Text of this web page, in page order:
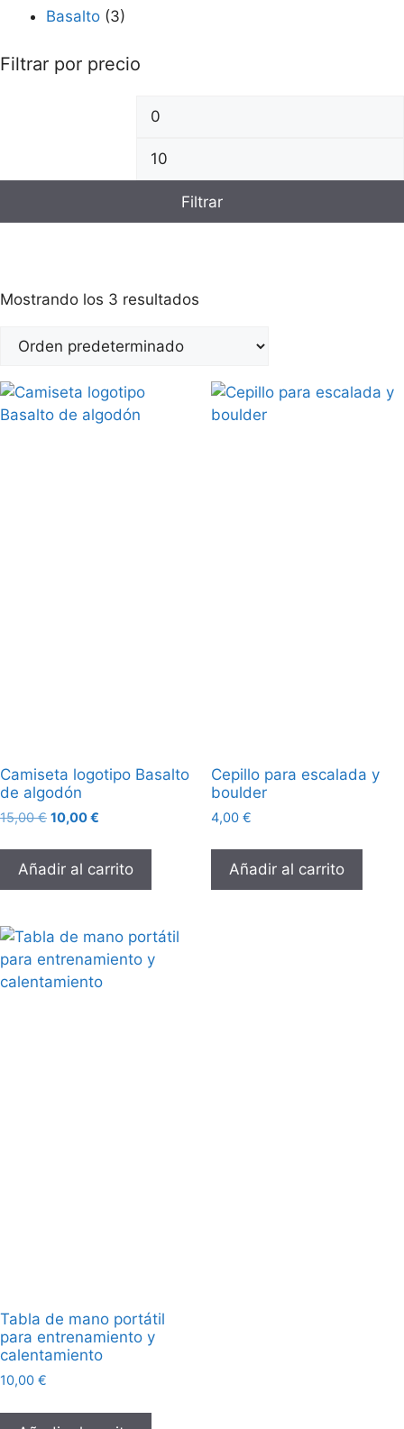
Basalto (3)
Filtrar por precio
Filtrar
Mostrando los 3 resultados
Camiseta logotipo Basalto
de algodón
15,00€ 10,00€
Añadir al carrito
Cepillo para escalada y
boulder
4,00 €
Añadir al carrito
Tabla de mano portátil
para entrenamiento y
calentamiento
10,00 €